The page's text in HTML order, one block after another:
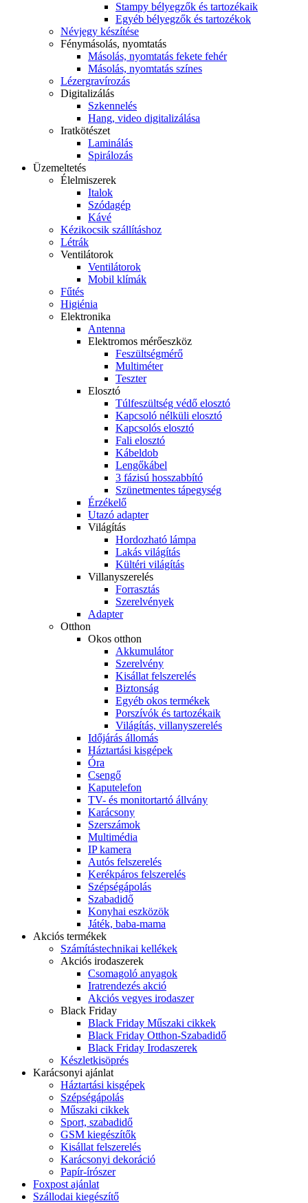
Stampy bélyegzők és tartozékaik
Egyéb bélyegzők és tartozékok
Névjegy készítése
Fénymásolás, nyomtatás
Másolás, nyomtatás fekete fehér
Másolás, nyomtatás színes
Lézergravírozás
Digitalizálás
Szkennelés
Hang, video digitalizálása
Iratkötészet
Laminálás
Spirálozás
Üzemeltetés
Élelmiszerek
Italok
Szódagép
Kávé
Kézikocsik szállításhoz
Létrák
Ventilátorok
Ventilátorok
Mobil klímák
Fűtés
Higiénia
Elektronika
Antenna
Elektromos mérőeszköz
Feszültségmérő
Multiméter
Teszter
Elosztó
Túlfeszültség védő elosztó
Kapcsoló nélküli elosztó
Kapcsolós elosztó
Fali elosztó
Kábeldob
Lengőkábel
3 fázisú hosszabbító
Szünetmentes tápegység
Érzékelő
Utazó adapter
Világítás
Hordozható lámpa
Lakás világítás
Kültéri világítás
Villanyszerelés
Forrasztás
Szerelvények
Adapter
Otthon
Okos otthon
Akkumulátor
Szerelvény
Kisállat felszerelés
Biztonság
Egyéb okos termékek
Porszívók és tartozékaik
Világítás, villanyszerelés
Időjárás állomás
Háztartási kisgépek
Óra
Csengő
Kaputelefon
TV- és monitortartó állvány
Karácsony
Szerszámok
Multimédia
IP kamera
Autós felszerelés
Kerékpáros felszerelés
Szépségápolás
Szabadidő
Konyhai eszközök
Játék, baba-mama
Akciós termékek
Számítástechnikai kellékek
Akciós irodaszerek
Csomagoló anyagok
Iratrendezés akció
Akciós vegyes irodaszer
Black Friday
Black Friday Műszaki cikkek
Black Friday Otthon-Szabadidő
Black Friday Irodaszerek
Készletkisöprés
Karácsonyi ajánlat
Háztartási kisgépek
Szépségápolás
Műszaki cikkek
Sport, szabadidő
GSM kiegészítők
Kisállat felszerelés
Karácsonyi dekoráció
Papír-írószer
Foxpost ajánlat
Szállodai kiegészítő